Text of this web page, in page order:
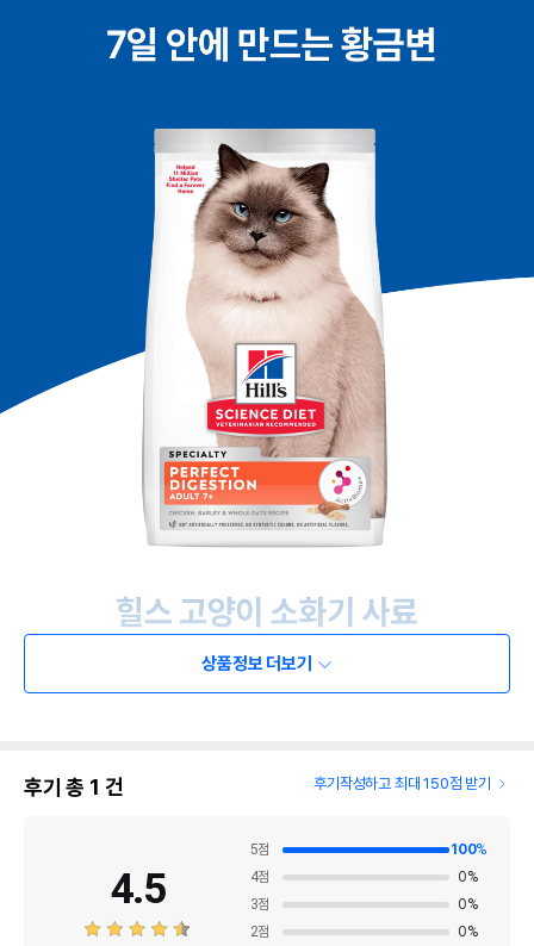
상품정보 더보기
후기 총 1 건 후기작성하고 최대 150점 받기
4.5
5점 100%
4점 0%
3점 0%
2점 0%